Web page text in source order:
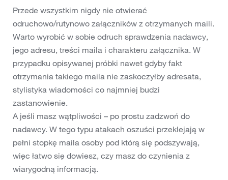
Przede wszystkim nigdy nie otwierać
odruchowo/rutynowo załączników z otrzymanych maili.
Warto wyrobić w sobie odruch sprawdzenia nadawcy,
jego adresu, treści maila i charakteru załącznika. W
przypadku opisywanej próbki nawet gdyby fakt
otrzymania takiego maila nie zaskoczyłby adresata,
stylistyka wiadomości co najmniej budzi
zastanowienie.
A jeśli masz wątpliwości – po prostu zadzwoń do
nadawcy. W tego typu atakach oszuści przeklejają w
pełni stopkę maila osoby pod którą się podszywają,
więc łatwo się dowiesz, czy masz do czynienia z
wiarygodną informacją.